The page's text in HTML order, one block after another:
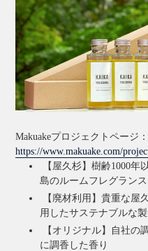
Makuakeプロジェクトページ：
https://www.makuake.com/
【屋久杉】樹齢1000年
島のルームフレグランス
【廃材利用】貴重な屋
用したサステナブルな
【オリジナル】自社の
に調香した香り